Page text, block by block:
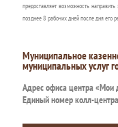
предоставляет возможность
позднее 8 рабочих дней после дня его
Муниципальное
муниципальных услуг
Адрес офиса центра «Мои
Единый номер колл-